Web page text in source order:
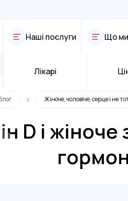
Наші послуги Що ми
Лікарі
Жіноче, чоловіче, серце і не
D і